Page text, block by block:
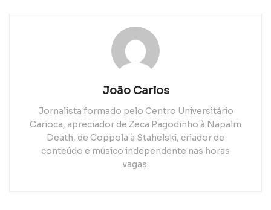
João Carlos
Jornalista formado pelo Centro Universitário
Carioca, apreciador de Zeca Pagodinho à Napalm
Death, de Coppola à Stahelski, criador de
conteúdo e músico independente nas horas
vagas.